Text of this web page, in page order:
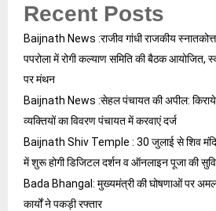
Recent Posts
Baijnath News :राजीव गांधी राजकीय
पपरोला में रोगी कल्याण समिति की बैठक
पर मंथन
Baijnath News :सेहल पंचायत की अपील:
व्यक्तियों का विवरण पंचायत में करवाएं दर्ज
Baijnath Shiv Temple : 30 जुलाई से शिव
में शुरू होगी डिजिटल दर्शन व ऑनलाइन पूजा की
Bada Bhangal: मुख्यमंत्री की घोषणाओं पर
कार्यों ने पकड़ी रफ्तार